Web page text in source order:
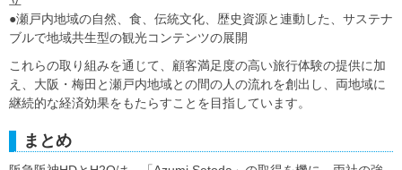
●瀬戸内地域の自然、食、伝統文化、歴史資源と連動した、サステナ
ブルで地域共生型の観光コンテンツの展開
これらの取り組みを通じて、顧客満足度の高い旅行体験の提供に加
え、大阪・梅田と瀬戸内地域との間の人の流れを創出し、両地域に
継続的な経済効果をもたらすことを目指しています。
まとめ